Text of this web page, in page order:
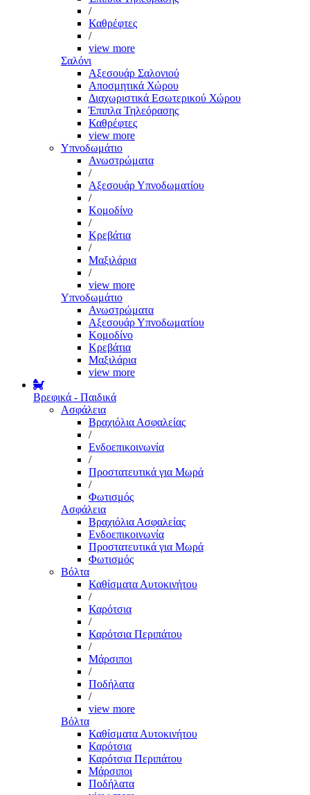
/
Καθρέφτες
/
view more
Σαλόνι
Αξεσουάρ Σαλονιού
Αποσμητικά Χώρου
Διαχωριστικά Εσωτερικού Χώρου
Έπιπλα Τηλεόρασης
Καθρέφτες
view more
Υπνοδωμάτιο
Ανωστρώματα
/
Αξεσουάρ Υπνοδωματίου
/
Κομοδίνο
/
Κρεβάτια
/
Μαξιλάρια
/
view more
Υπνοδωμάτιο
Ανωστρώματα
Αξεσουάρ Υπνοδωματίου
Κομοδίνο
Κρεβάτια
Μαξιλάρια
view more
Βρεφικά - Παιδικά
Ασφάλεια
Βραχιόλια Ασφαλείας
/
Ενδοεπικοινωνία
/
Προστατευτικά για Μωρά
/
Φωτισμός
Ασφάλεια
Βραχιόλια Ασφαλείας
Ενδοεπικοινωνία
Προστατευτικά για Μωρά
Φωτισμός
Βόλτα
Καθίσματα Αυτοκινήτου
/
Καρότσια
/
Καρότσια Περιπάτου
/
Μάρσιποι
/
Ποδήλατα
/
view more
Βόλτα
Καθίσματα Αυτοκινήτου
Καρότσια
Καρότσια Περιπάτου
Μάρσιποι
Ποδήλατα